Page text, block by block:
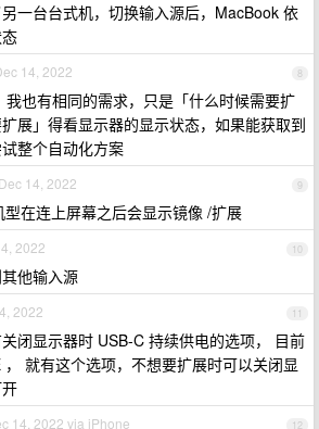
一台台式机，切换输入源后，MacBook 依
8
14, 2022
我也有相同的需求，只是「什么时候需要扩
展」得看显示器的显示状态，如果能获取到
整个自动化方案
9
Dec 14, 2022
在连上屏幕之后会显示镜像 /扩展
10
2022
他输入源
11
2022
闭显示器时 USB-C 持续供电的选项， 目前
就有这个选项，不想要扩展时可以关闭显
12
14, 2022 via iPhone